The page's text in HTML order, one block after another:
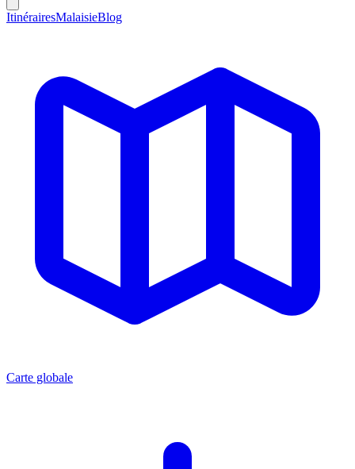
ItinérairesMalaisieBlog
Carte globale